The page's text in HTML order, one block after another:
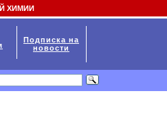
ХИМИИ
Подписка на
новости